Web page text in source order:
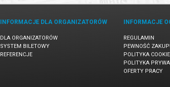
INFORMACJE DLA ORGANIZATORÓW
DLA ORGANIZATORÓW
SYSTEM BILETOWY
REFERENCJE
INFORMACJE
REGULAMIN
PEWNOŚĆ
POLITYKA
POLITYKA
OFERTY PRACY